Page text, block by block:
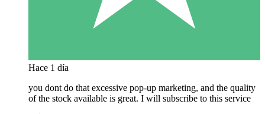
Hace 1 día
you dont do that excessive pop-up marketing, and the quality
of the stock available is great. I will subscribe to this service